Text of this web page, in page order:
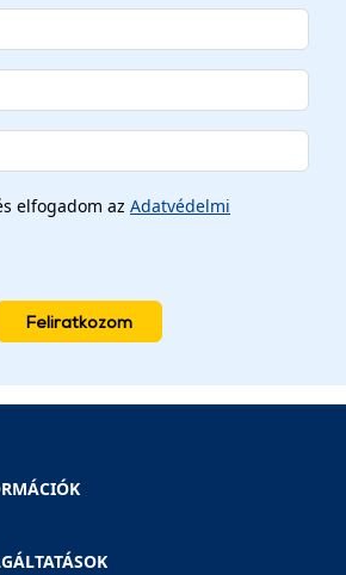
elfogadom az Adatvédelmi
Feliratkozom